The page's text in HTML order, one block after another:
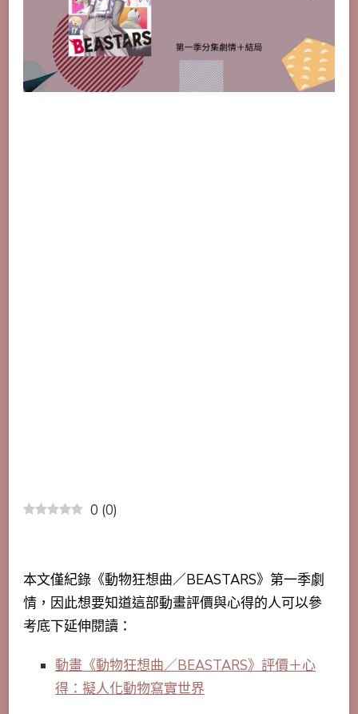
0 (0)
本文僅紀錄《動物狂想曲／BEASTARS》第一季劇
情，因此想要知道這部動畫評價與心得的人可以參
考底下延伸閱讀：
動畫《動物狂想曲／BEASTARS》評價＋心
得：擬人化動物寫實世界